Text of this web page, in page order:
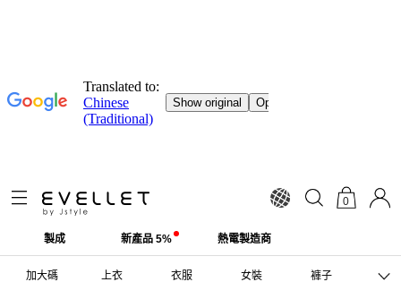
0
製成 新產品 5% 熱電製造商
加大碼 上衣 衣服 女裝 褲子